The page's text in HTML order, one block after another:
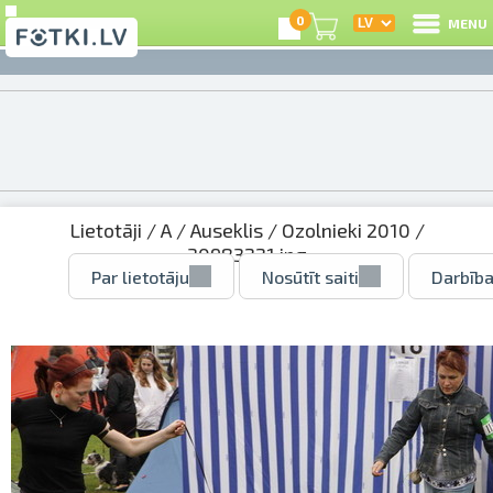
0 MENU
Lietotāji /A/Auseklis/ Ozolnieki 2010 /
30983221.jpg
Par lietotāju Nosūtīt saiti